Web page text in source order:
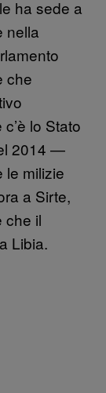
ha sede a
nella
che
lo Stato
2014 —
le milizie
a Sirte,
che il
Libia.